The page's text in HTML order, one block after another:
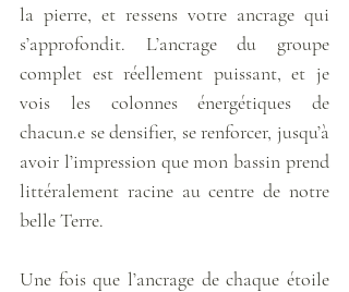
la pierre, et ressens votre ancrage qui
s’approfondit. L’ancrage du groupe
complet est réellement puissant, et je
vois les colonnes énergétiques de
chacun.e se densifier, se renforcer, jusqu’à
avoir l’impression que mon bassin prend
littéralement racine au centre de notre
belle Terre.
Une fois que l’ancrage de chaque étoile